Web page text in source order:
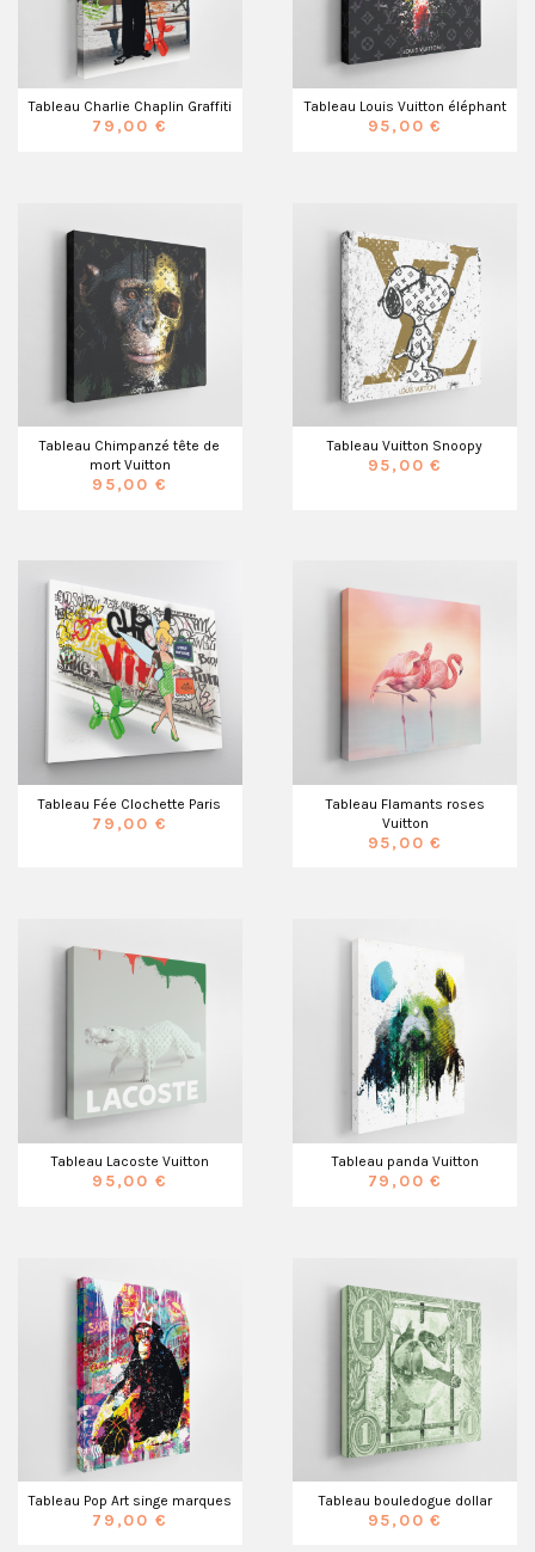
Tableau Charlie Chaplin Graffiti
79,00 €
Tableau Louis Vuitton éléphant
95,00 €
Tableau Chimpanzé tête de
mort Vuitton
95,00 €
Tableau Vuitton Snoopy
95,00 €
Tableau Fée Clochette Paris
79,00 €
Tableau Flamants roses
Vuitton
95,00 €
Tableau Lacoste Vuitton
95,00 €
Tableau panda Vuitton
79,00 €
Tableau Pop Art singe marques
79,00 €
Tableau bouledogue dollar
95,00 €